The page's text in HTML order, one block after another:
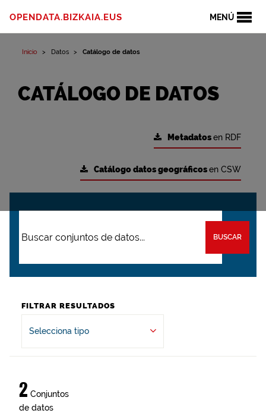
MENÚ
OPENDATA.BIZKAIA.EUS
Inicio Datos Catálogo de datos
CATÁLOGO DE DATOS
Metadatosen RDF
Catálogo datos geográficosen CSW
BUSCAR
FILTRAR RESULTADOS
Selecciona tipo
2 Conjuntos
de datos